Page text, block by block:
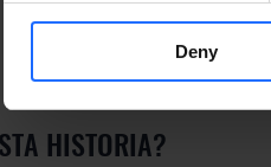
Deny
HISTORIA?